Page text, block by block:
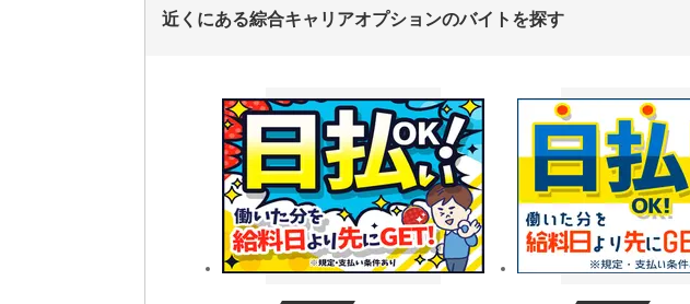
近くにある綜合キャリアオプションのバイトを探す